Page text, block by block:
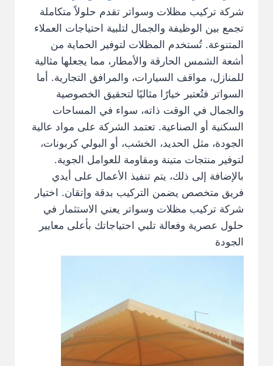
شركة تركيب مظلات وسواتر تقدم حلولاً متكاملة
تجمع بين الوظيفة والجمال لتلبية احتياجات العملاء
المتنوعة. تُستخدم المظلات لتوفير الحماية من
أشعة الشمس الحارقة والأمطار، مما يجعلها مثالية
للمنازل، مواقف السيارات، والمرافق التجارية. أما
السواتر فتُعتبر خيارًا مثاليًا لتحقيق الخصوصية
والجمال في الوقت ذاته، سواء في المساحات
السكنية أو الصناعية. تعتمد الشركة على مواد عالية
الجودة، مثل الحديد، الخشب، أو البولي كربونات،
لتوفير منتجات متينة ومقاومة للعوامل الجوية.
بالإضافة إلى ذلك، يتم تنفيذ الأعمال على أيدي
فريق متخصص يضمن التركيب بدقة وإتقان. اختيار
شركة تركيب مظلات وسواتر يعني الاستثمار في
حلول عصرية وفعالة تلبي احتياجاتك بأعلى معايير
الجودة